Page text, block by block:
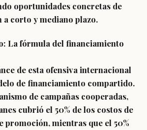
oportunidades concretas de
corto y mediano plazo.
La fórmula del financiamiento
de esta ofensiva internacional
de financiamiento compartido.
de campañas cooperadas,
cubrió el 50% de los costos de
promoción, mientras que el 50%